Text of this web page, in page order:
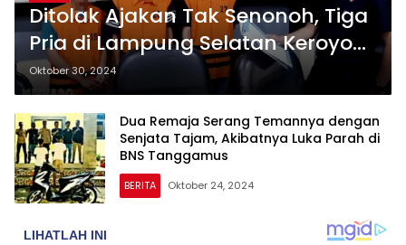
Ditolak Ajakan Tak Senonoh, Tiga
Pria di Lampung Selatan Keroyok
Korban dengan Sajam
Oktober 30, 2024
Dua Remaja Serang Temannya dengan
Senjata Tajam, Akibatnya Luka Parah di
BNS Tanggamus
BERITA Oktober 24, 2024